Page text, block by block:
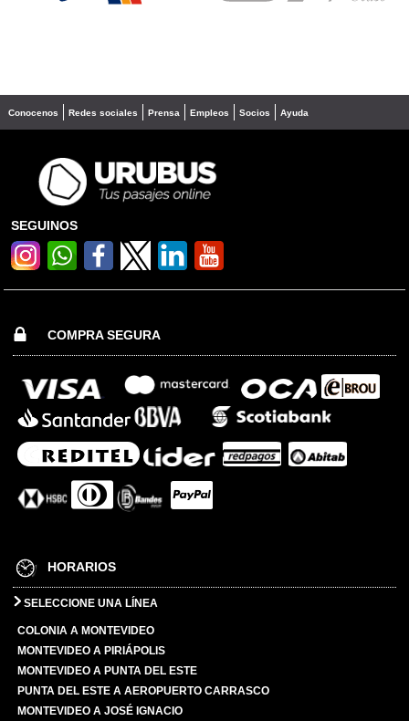
Conocenos Redes sociales Prensa Empleos Socios Ayuda
SEGUINOS
COMPRA SEGURA
HORARIOS
SELECCIONE UNA LÍNEA
COLONIA A MONTEVIDEO
MONTEVIDEO A PIRIÁPOLIS
MONTEVIDEO A PUNTA DEL ESTE
PUNTA DEL ESTE A AEROPUERTO CARRASCO
MONTEVIDEO A JOSÉ IGNACIO